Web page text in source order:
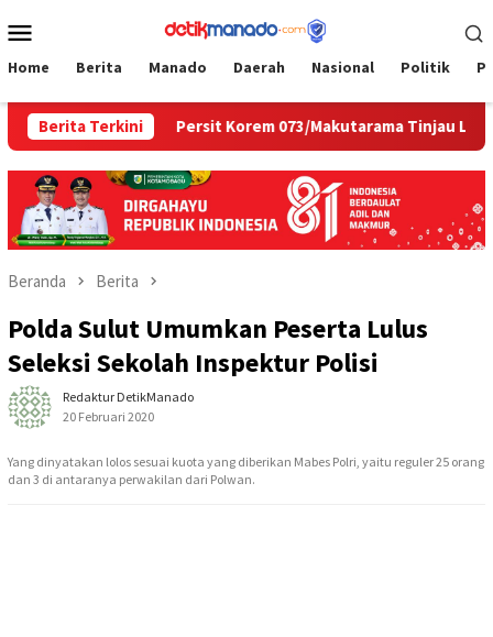
ke
Mobile
Home Berita Manado Daerah Nasional Politik
Berita Terkini
Estetik Persit Korem 073/Makutarama Tinjau Langsung
Beranda Berita
Polda Sulut Umumkan Peserta Lulus
Seleksi Sekolah Inspektur Polisi
Redaktur DetikManado
20 Februari 2020
Yang dinyatakan lolos sesuai kuota yang diberikan Mabes Polri, yaitu reguler 25 orang
dan 3 di antaranya perwakilan dari Polwan.